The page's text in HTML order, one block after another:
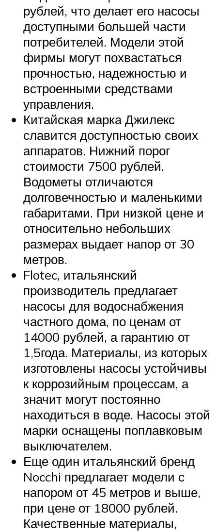
рублей, что делает его насосы
доступными большей части
потребителей. Модели этой
фирмы могут похвастаться
прочностью, надежностью и
встроенными средствами
управления.
Китайская марка Джилекс
славится доступностью своих
аппаратов. Нижний порог
стоимости 7500 рублей.
Водометы отличаются
долговечностью и маленькими
габаритами. При низкой цене и
относительно небольших
размерах выдает напор от 30
метров.
Flotec, итальянский
производитель предлагает
насосы для водоснабжения
частного дома, по ценам от
14000 рублей, а гарантию от
1,5года. Материалы, из которых
изготовлены насосы устойчивы
к коррозийным процессам, а
значит могут постоянно
находиться в воде. Насосы этой
марки оснащены поплавковым
выключателем.
Еще один итальянский бренд
Nocchi предлагает модели с
напором от 45 метров и выше,
при цене от 18000 рублей.
Качественные материалы,